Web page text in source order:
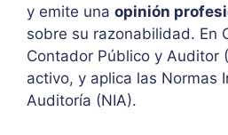
y emite una opinión
sobre su razonabilidad. En
Contador Público y Auditor
activo, y aplica las Normas
Auditoría (NIA).